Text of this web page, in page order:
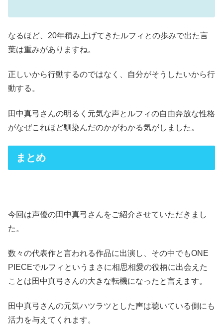
なるほど、20年積み上げてきたルフィとの歩みで出た言
葉は重みがありますね。
正しいから行動するのではなく、自分がそうしたいから行
動する。
田中真弓さんの明るく元気な声とルフィの自由奔放な性格
がなぜこれほど馴染んだのかがわかる気がしました。
まとめ
今回は声優の田中真弓さんをご紹介させていただきまし
た。
数々の代表作と言われる作品に出演し、その中でもONE
PIECEでルフィというまさに相思相愛の役柄に出会えた
ことは田中真弓さんの大きな転機になったと言えます。
田中真弓さんの元気ハツラツとした声は聴いている側にも
活力を与えてくれます。